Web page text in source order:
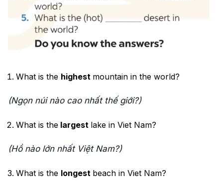
What is the highest mountain in the world?
(Ngọn núi nào cao nhất thế giới?)
What is the largest lake in Viet Nam?
(Hồ nào lớn nhất Việt Nam?)
What is the longest beach in Viet Nam?